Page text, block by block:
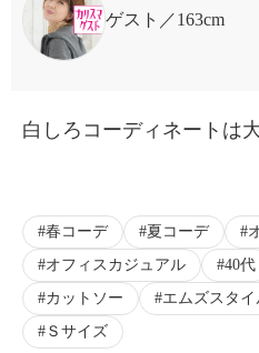
ゲスト
163cm
白しろコーディネートは
春コーデ 夏コーデ
オフィスカジュアル
40代
カットソー
エムズスタイ
Ｓサイズ